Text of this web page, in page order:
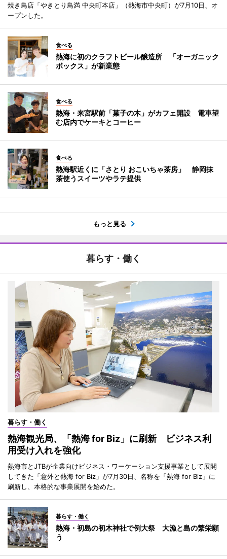
焼き鳥店「やきとり鳥満 中央町本店」（熱海市中央町）が7月10日、オ
ープンした。
食べる
熱海に初のクラフトビール醸造所 「オーガニック
ボックス」が新業態
食べる
熱海・来宮駅前「菓子の木」がカフェ開設 電車望
む店内でケーキとコーヒー
食べる
熱海駅近くに「さとり おこいちゃ茶房」 静岡抹
茶使うスイーツやラテ提供
もっと見る
暮らす・働く
暮らす・働く
熱海観光局、「熱海 for Biz」に刷新 ビジネス利
用受け入れを強化
熱海市とJTBが企業向けビジネス・ワーケーション支援事業として展開
してきた「意外と熱海 for Biz」が7月30日、名称を「熱海 for Biz」に
刷新し、本格的な事業展開を始めた。
暮らす・働く
熱海・初島の初木神社で例大祭 大漁と島の繁栄願
う